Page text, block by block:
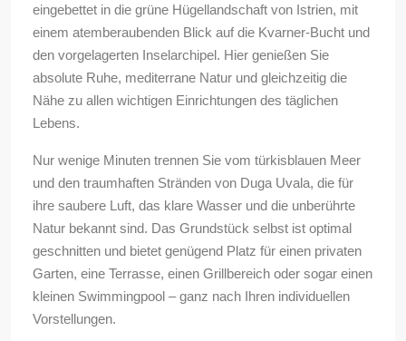
eingebettet in die grüne Hügellandschaft von Istrien, mit
einem atemberaubenden Blick auf die Kvarner-Bucht und
den vorgelagerten Inselarchipel. Hier genießen Sie
absolute Ruhe, mediterrane Natur und gleichzeitig die
Nähe zu allen wichtigen Einrichtungen des täglichen
Lebens.
Nur wenige Minuten trennen Sie vom türkisblauen Meer
und den traumhaften Stränden von Duga Uvala, die für
ihre saubere Luft, das klare Wasser und die unberührte
Natur bekannt sind. Das Grundstück selbst ist optimal
geschnitten und bietet genügend Platz für einen privaten
Garten, eine Terrasse, einen Grillbereich oder sogar einen
kleinen Swimmingpool – ganz nach Ihren individuellen
Vorstellungen.